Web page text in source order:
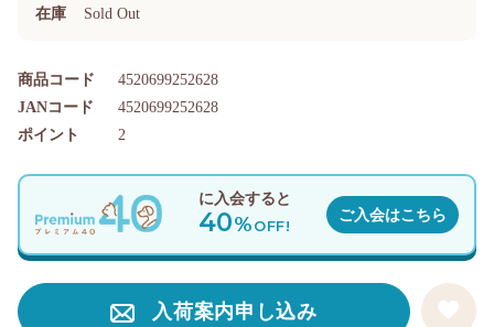
在庫 Sold Out
商品コード 4520699252628
ポイント 2
JANコード 4520699252628
入荷案内申し込み
に入会すると
40%OFF!
ご入会はこちら